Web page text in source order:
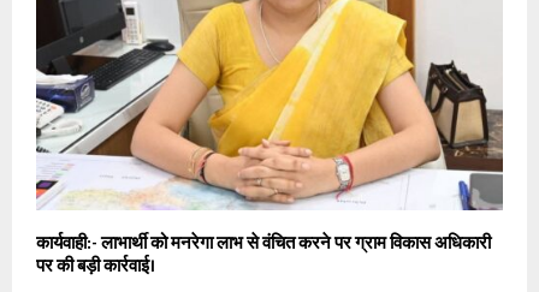
कार्यवाही:- लाभार्थी को मनरेगा लाभ से वंचित करने पर ग्राम विकास अधिकारी
पर की बड़ी कार्रवाई।